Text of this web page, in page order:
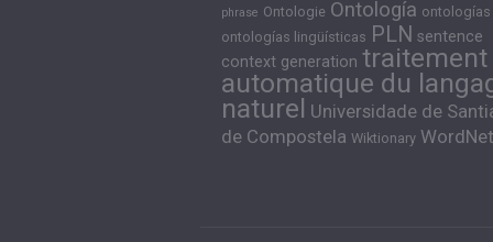
phrase Ontologie Ontología ontologías
ontologías lingüísticas PLN sentence
context generation traitement
automatique du
naturel Universidade de
de Compostela Wiktionary WordNet